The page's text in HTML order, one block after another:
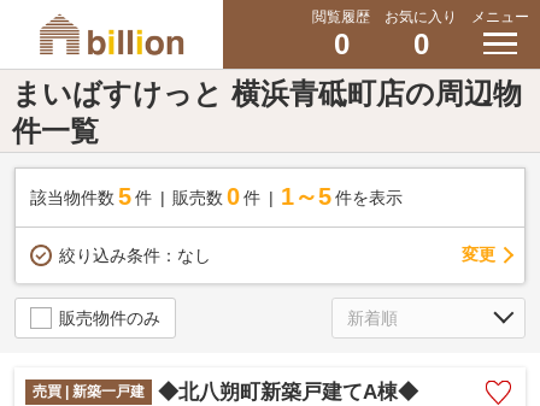
閲覧履歴
0
お気に入り
0
メニュー
まいばすけっと 横浜青砥町店の周辺物
件一覧
該当物件数 5件 販売数 0 件 1～5 件を表示
絞り込み条件： なし 変更
販売物件のみ
売買 | 新築一戸建 ◆北八朔町新築戸建てA棟◆